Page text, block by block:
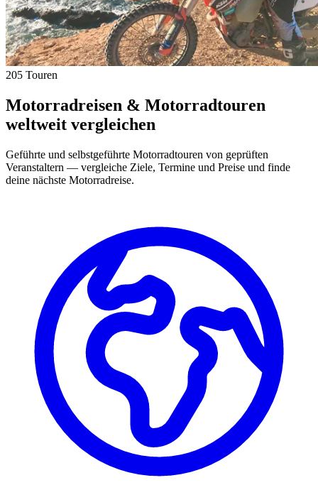
205 Touren
Motorradreisen & Motorradtouren
weltweit vergleichen
Geführte und selbstgeführte Motorradtouren von geprüften
Veranstaltern — vergleiche Ziele, Termine und Preise und finde
deine nächste Motorradreise.